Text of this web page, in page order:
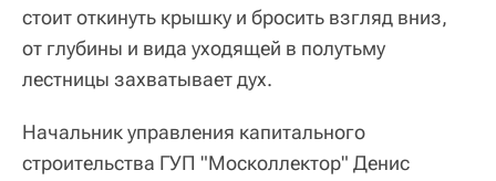
стоит откинуть крышку и бросить взгляд вниз,
от глубины и вида уходящей в полутьму
лестницы захватывает дух.
Начальник управления капитального
строительства ГУП "Москоллектор" Денис